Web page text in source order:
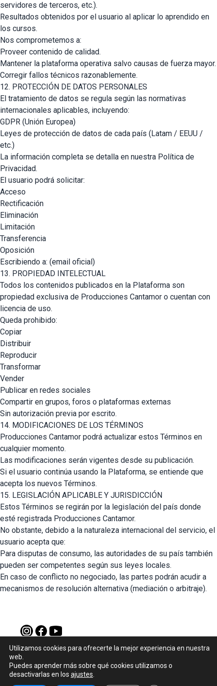
servidores de terceros, etc.).
Resultados obtenidos por el usuario al aplicar lo aprendido en
los cursos.
Nos comprometemos a:
Proveer contenido de calidad.
Mantener la plataforma operativa salvo causas de fuerza mayor.
Corregir fallos técnicos razonablemente.
12. PROTECCIÓN DE DATOS PERSONALES
El tratamiento de datos se regula según las normativas
internacionales aplicables, incluyendo:
GDPR (Unión Europea)
Leyes de protección de datos de cada país (Latam / EEUU /
etc.)
La información completa se detalla en nuestra Política de
Privacidad.
El usuario podrá solicitar:
Acceso
Rectificación
Eliminación
Limitación
Transferencia
Oposición
Escribiendo a: (email oficial)
13. PROPIEDAD INTELECTUAL
Todos los contenidos publicados en la Plataforma son
propiedad exclusiva de Producciones Cantamor o cuentan con
licencia de uso.
Queda prohibido:
Copiar
Distribuir
Reproducir
Transformar
Vender
Publicar en redes sociales
Compartir en grupos, foros o plataformas externas
Sin autorización previa por escrito.
14. MODIFICACIONES DE LOS TÉRMINOS
Producciones Cantamor podrá actualizar estos Términos en
cualquier momento.
Las modificaciones serán vigentes desde su publicación.
Si el usuario continúa usando la Plataforma, se entiende que
acepta los nuevos Términos.
15. LEGISLACIÓN APLICABLE Y JURISDICCIÓN
Estos Términos se regirán por la legislación del país donde
esté registrada Producciones Cantamor.
No obstante, debido a la naturaleza internacional del servicio, el
usuario acepta que:
Para disputas de consumo, las autoridades de su país también
pueden ser competentes según sus leyes locales.
En caso de conflicto no negociado, las partes podrán acudir a
mecanismos de resolución alternativa (mediación o arbitraje).
WEB CANTAMOR
© academiacantamor.klasoo.com
2026
Klasoo
Aviso legal|Política de privacidad
Utilizamos cookies para ofrecerte la mejor experiencia en nuestra
web.
Puedes aprender más sobre qué cookies utilizamos o
desactivarlas en los ajustes